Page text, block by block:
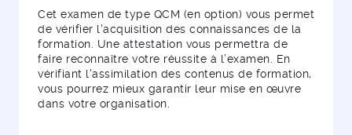
Cet examen de type QCM (en option) vous permet
de vérifier l'acquisition des connaissances de la
formation. Une attestation vous permettra de
faire reconnaître votre réussite à l’examen. En
vérifiant l'assimilation des contenus de formation,
vous pourrez mieux garantir leur mise en œuvre
dans votre organisation.